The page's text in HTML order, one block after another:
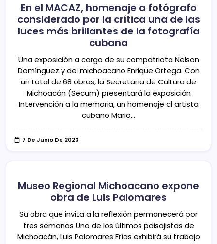
En el MACAZ, homenaje a fotógrafo
considerado por la crítica una de las
luces más brillantes de la fotografía
cubana
Una exposición a cargo de su compatriota Nelson
Domínguez y del michoacano Enrique Ortega. Con
un total de 68 obras, la Secretaría de Cultura de
Michoacán (Secum) presentará la exposición
Intervención a la memoria, un homenaje al artista
cubano Mario…
7 De Junio De 2023
Museo Regional Michoacano expone
obra de Luis Palomares
Su obra que invita a la reflexión permanecerá por
tres semanas Uno de los últimos paisajistas de
Michoacán, Luis Palomares Frías exhibirá su trabajo